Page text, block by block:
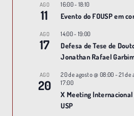
AGO
11
16:00- 18:10
Evento do FOUSP em
AGO
17
14:00- 19:00
Defesa de Tese de
Jonathan Rafael
AGO
20
20 de agosto @ 08:00 -21 de
17:00
X Meeting |nternacional
USP